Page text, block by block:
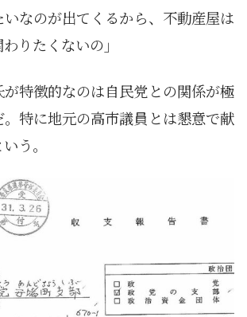
なのが出てくるから、不動産屋は
りたくないの」
特徴的なのは自民党との関係が極
特に地元の高市議員とは懇意で献
う。